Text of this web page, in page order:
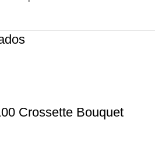
Crossette Bouquet